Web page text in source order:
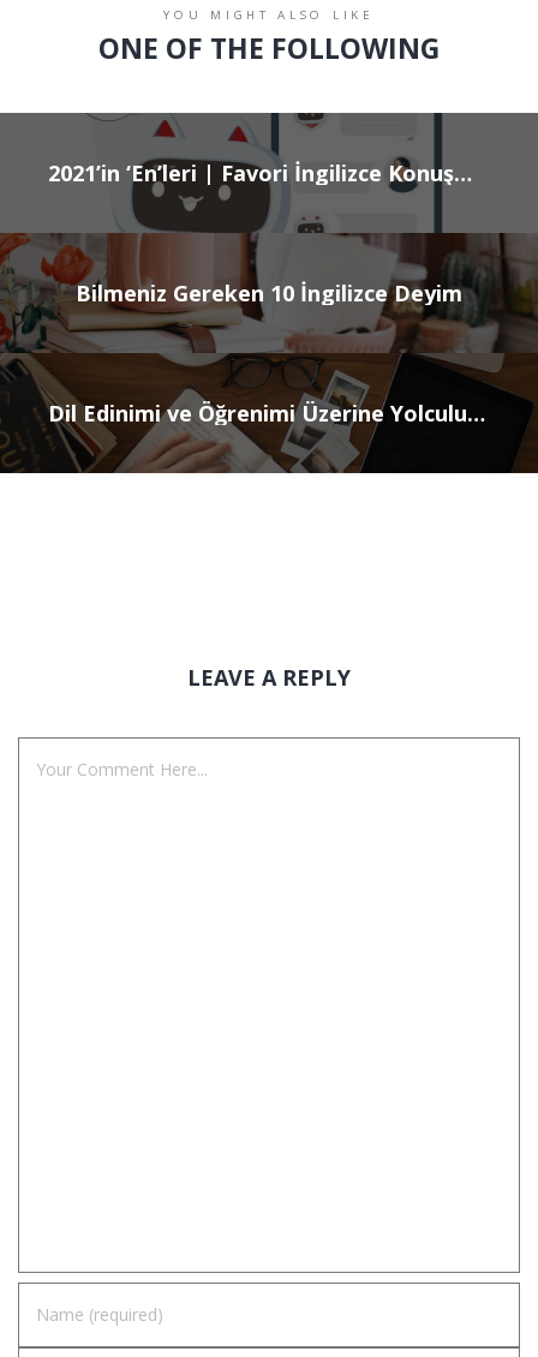
YOU MIGHT ALSO LIKE
ONE OF THE FOLLOWING
2021’in ‘En’leri | Favori İngilizce Konuşma Arkadaşı: MiMi
Bilmeniz Gereken 10 İngilizce Deyim
Dil Edinimi ve Öğrenimi Üzerine Yolculuk: Doğuştanlık Varsayımı
LEAVE A REPLY